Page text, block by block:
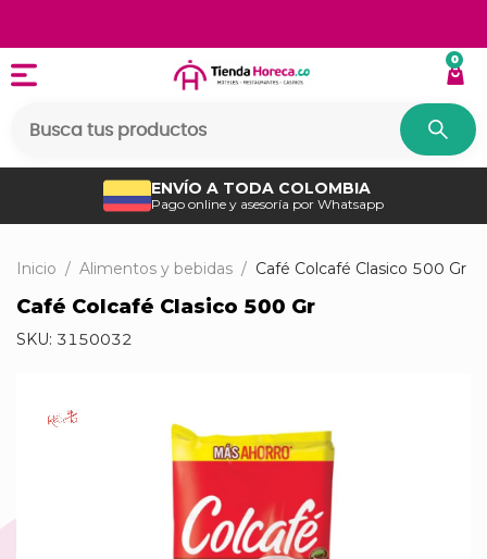
0
ENVÍO A TODA COLOMBIA
Pago online y asesoría por Whatsapp
Inicio / Alimentos y bebidas / Café Colcafé Clasico 500 Gr
Café Colcafé Clasico 500 Gr
SKU: 3150032